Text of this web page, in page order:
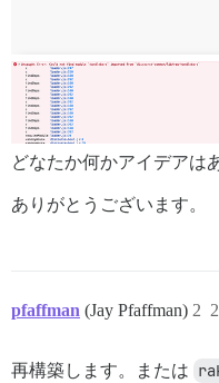
どなたか何かアイデアは
ありがとうございます。
pfaffman (Jay Pfaffman) 2
再構築します。または